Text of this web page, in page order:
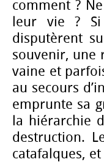
comment ?
leur vie ? Si
disputèrent
souvenir, une
vaine et
au secours
emprunte sa
la hiérarchie
destruction.
catafalques,